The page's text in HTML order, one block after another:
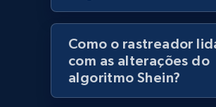
Lazada - Products
URL, Title, Rating, Reviews, Initial price,
price, Currency, Stock, and more.
Como o rastreador
com as alterações do
algoritmo Shein?